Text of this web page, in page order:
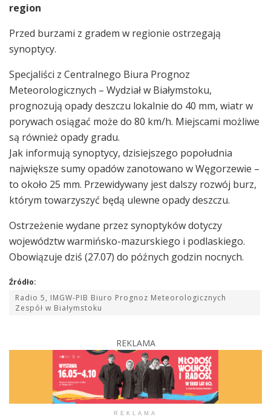
region
Przed burzami z gradem w regionie ostrzegają
synoptycy.
Specjaliści z Centralnego Biura Prognoz
Meteorologicznych – Wydział w Białymstoku,
prognozują opady deszczu lokalnie do 40 mm, wiatr w
porywach osiągać może do 80 km/h. Miejscami możliwe
są również opady gradu.
Jak informują synoptycy, dzisiejszego popołudnia
największe sumy opadów zanotowano w Węgorzewie –
to około 25 mm. Przewidywany jest dalszy rozwój burz,
którym towarzyszyć będą ulewne opady deszczu.
Ostrzeżenie wydane przez synoptyków dotyczy
województw warmińsko-mazurskiego i podlaskiego.
Obowiązuje dziś (27.07) do późnych godzin nocnych.
Źródło:
Radio 5, IMGW-PIB Biuro Prognoz Meteorologicznych
Zespół w Białymstoku
REKLAMA
REKLAMA